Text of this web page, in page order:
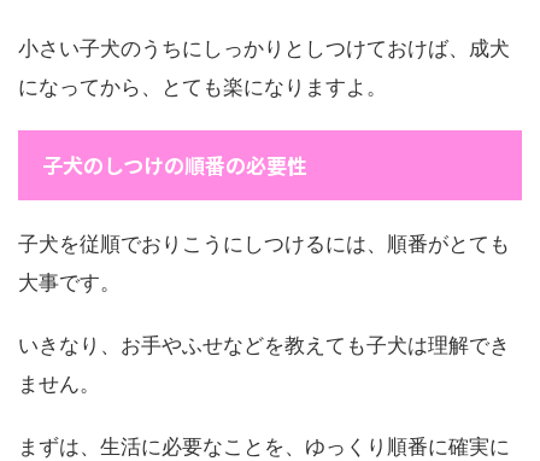
小さい子犬のうちにしっかりとしつけておけば、成犬
になってから、とても楽になりますよ。
子犬のしつけの順番の必要性
子犬を従順でおりこうにしつけるには、順番がとても
大事です。
いきなり、お手やふせなどを教えても子犬は理解でき
ません。
まずは、生活に必要なことを、ゆっくり順番に確実に